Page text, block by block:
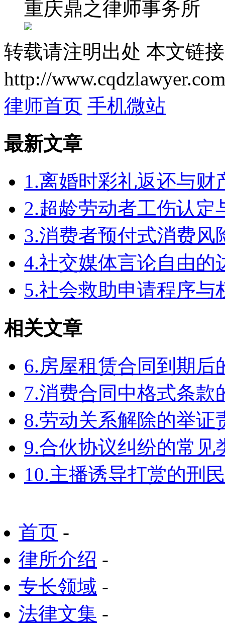
重庆鼎之律师事务所
转载请注明出处 本文链
http://
律师首页 手机微站
最新文章
1.离婚时彩礼返还与财
2.超龄劳动者工伤认定
3.消费者预付式消费风
4.社交媒体言论自由
5.社会救助申请程序与
相关文章
6.房屋租赁合同到期后
7.消费合同中格式条款
8.劳动关系解除的举证
9.合伙协议纠纷的常见
10.主播诱导打赏的刑
首页 -
律所介绍 -
专长领域 -
法律文集 -